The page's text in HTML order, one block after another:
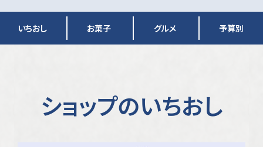
いちおし お菓子 グルメ 予算別
ショップのいちおし